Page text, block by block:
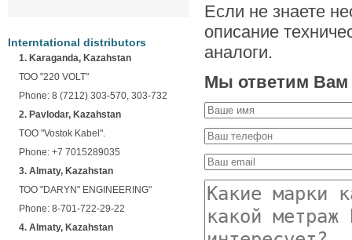
Если не знаете
описание
аналоги.
Мы ответим Вам
Interntational distributors
1. Karaganda, Kazahstan
ТОО "220 VOLT"
Phone: 8 (7212) 303-570, 303-732
2. Pavlodar, Kazahstan
TOO "Vostok Kabel".
Phone: +7 7015289035
3. Almaty, Kazahstan
ТОО "DARYN" ENGINEERING"
Phone: 8-701-722-29-22
4. Almaty, Kazahstan